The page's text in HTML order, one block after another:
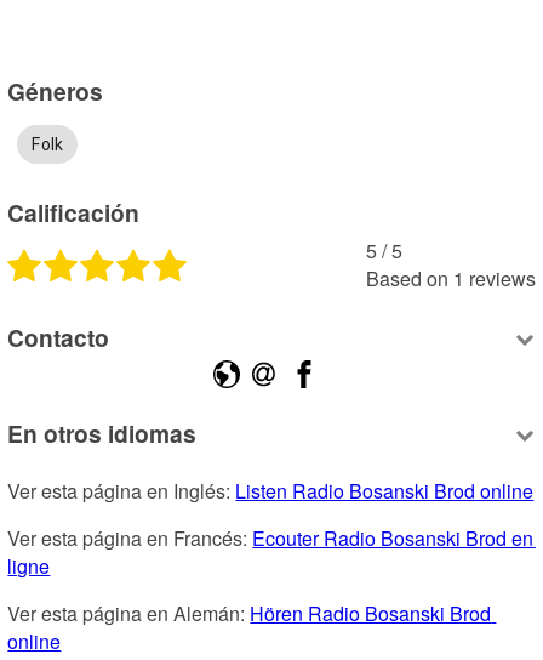
Géneros
Folk
Calificación
5 /5
Based on 1 reviews
Contacto
En otros idiomas
Ver esta página en Inglés: Listen Radio Bosanski Brod online
Ver esta página en Francés: Ecouter Radio Bosanski Brod en
ligne
Ver esta página en Alemán: Hören Radio Bosanski Brod
online